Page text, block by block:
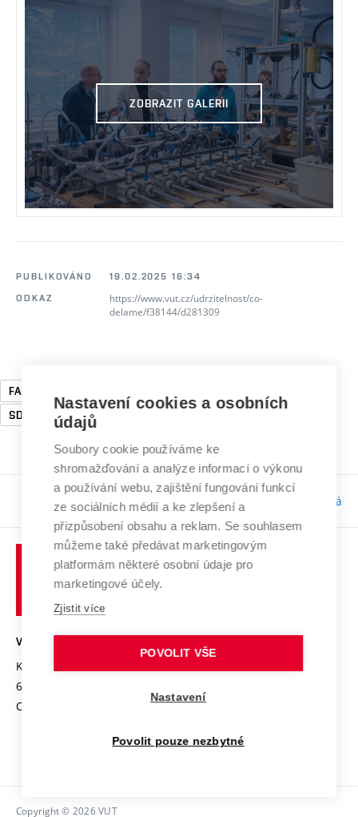
ZOBRAZIT GALERII
PUBLIKOVÁNO
19.02.2025 16:34
ODKAZ
https://www.vut.cz/udrzitelnost/co-
delame/f38144/d281309
FAKULTA STROJNÍHO INŽENÝRSTVÍ
SDG7
SDG9
Odpovědnost:Bc. Tereza Kučerová
VYSOKÉ UČENÍ TECHNICKÉ V BRNĚ
Kolejní 2906/4
612 00 Brno
Czech Republic
Copyright © 2026 VUT
Nastavení cookies a osobních
údajů
Soubory cookie používáme ke
shromažďování a analýze informací o výkonu
a používání webu, zajištění fungování funkcí
ze sociálních médií a ke zlepšení a
přizpůsobení obsahu a reklam. Se souhlasem
můžeme také předávat marketingovým
platformám některé osobní údaje pro
marketingové účely.
Zjistit více
POVOLIT VŠE
Nastavení
Povolit pouze nezbytné